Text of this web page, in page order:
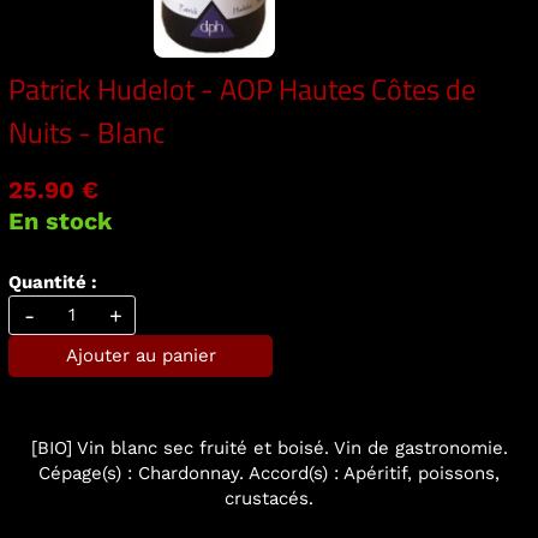
Patrick Hudelot - AOP Hautes Côtes de
Nuits - Blanc
25.90 €
En stock
Quantité :
- +
Ajouter au panier
[BIO] Vin blanc sec fruité et boisé. Vin de gastronomie.
Cépage(s) : Chardonnay. Accord(s) : Apéritif, poissons,
crustacés.